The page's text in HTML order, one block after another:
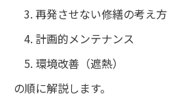
再発させない修繕の考え方
計画的メンテナンス
環境改善（遮熱）
の順に解説します。